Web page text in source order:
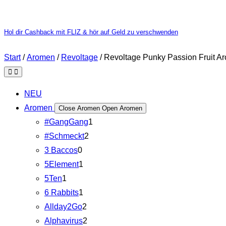
Hol dir Cashback mit FLIZ & hör auf Geld zu verschwenden
Start/Aromen / Revoltage / Revoltage Punky Passion Fruit
NEU
Aromen
Close Aromen Open Aromen
#GangGang1
#Schmeckt2
3 Baccos0
5Element1
5Ten1
6 Rabbits1
Allday2Go2
Alphavirus2